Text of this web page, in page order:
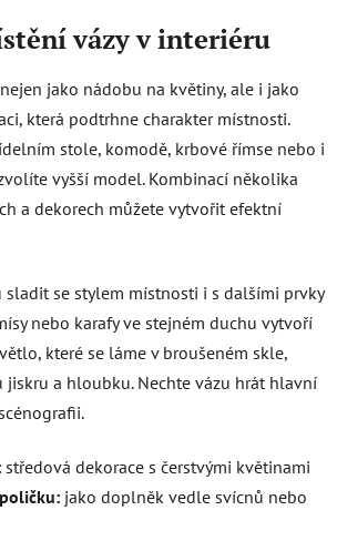
vázy v interiéru
jako nádobu na květiny, ale i jako
která podtrhne charakter místnosti.
stole, komodě, krbové římse nebo i
vyšší model. Kombinací několika
a dekorech můžete vytvořit efektní
sladit se stylem místnosti i s dalšími prvky
nebo karafy ve stejném duchu vytvoří
které se láme v broušeném skle,
jiskru a hloubku. Nechte vázu hrát hlavní
středová dekorace s čerstvými květinami
jako doplněk vedle svícnů nebo